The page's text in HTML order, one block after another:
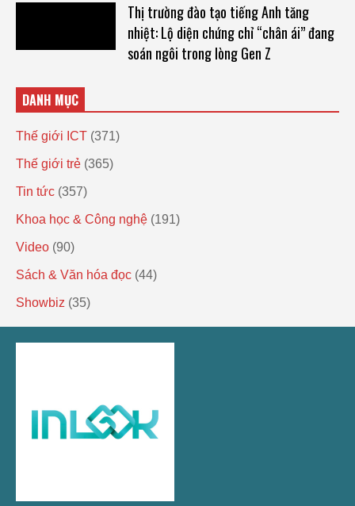
Thị trường đào tạo tiếng Anh tăng
nhiệt: Lộ diện chứng chỉ “chân ái” đang
soán ngôi trong lòng Gen Z
DANH MỤC
Thế giới ICT (371)
Thế giới trẻ (365)
Tin tức (357)
Khoa học & Công nghệ (191)
Video (90)
Sách & Văn hóa đọc (44)
Showbiz (35)